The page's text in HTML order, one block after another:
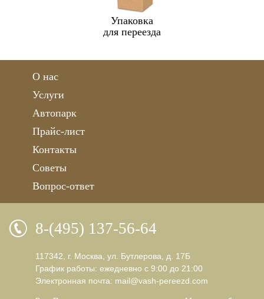
Упаковка
для переезда
О нас
Услуги
Автопарк
Прайс-лист
Контакты
Советы
Вопрос-ответ
8-(495) 137-56-64
117342, г. Москва, ул. Бутлерова, д. 17Б
График работы: ежедневно с 9:00 до 21:00
Электронная почта: mail@vash-pereezd.com